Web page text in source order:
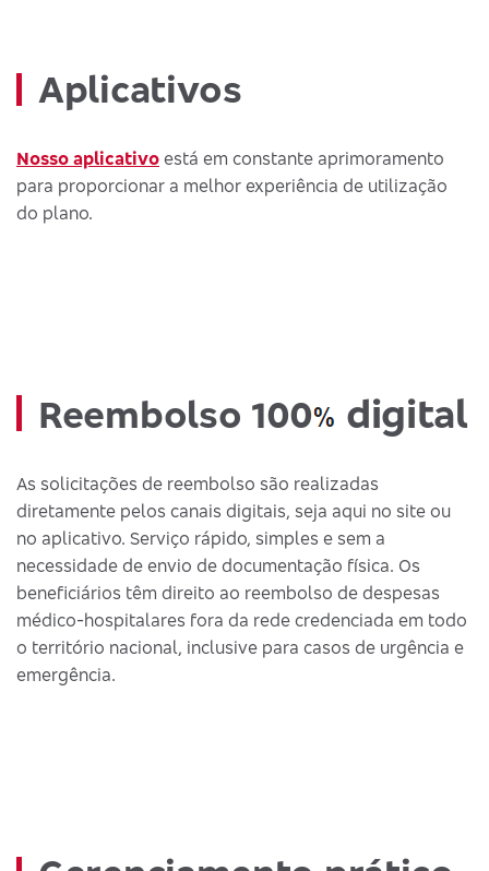
Aplicativos
Nosso aplicativo está em constante aprimoramento
para proporcionar a melhor experiência de utilização
do plano.
Reembolso 100 digital
As solicitações de reembolso são realizadas
diretamente pelos canais digitais, seja aqui no site ou
no aplicativo. Serviço rápido, simples e sem a
necessidade de envio de documentação física. Os
beneficiários têm direito ao reembolso de despesas
médico-hospitalares fora da rede credenciada em todo
o território nacional, inclusive para casos de urgência e
emergência.